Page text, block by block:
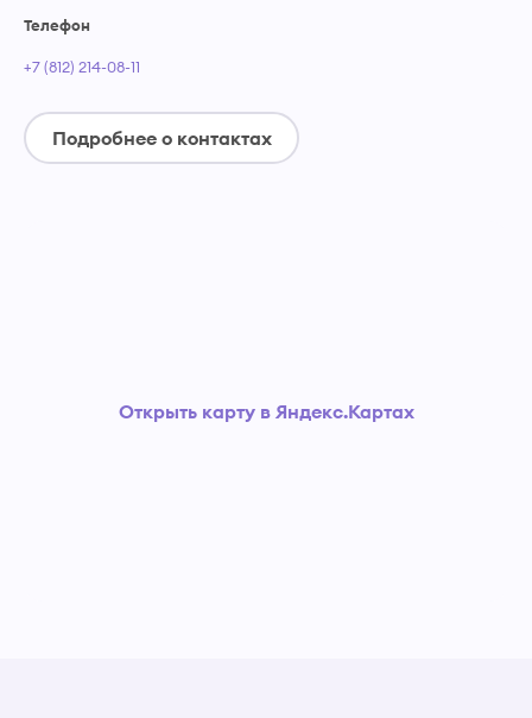
Телефон
+7 (812) 214-08-11
Подробнее о контактах
Открыть карту в Яндекс.Картах